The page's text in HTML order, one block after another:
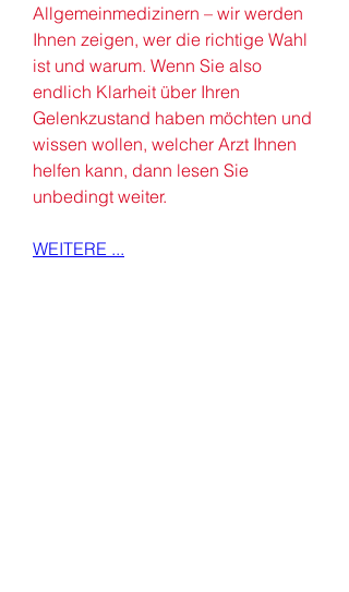
Allgemeinmedizinern – wir werden
Ihnen zeigen, wer die richtige Wahl
ist und warum. Wenn Sie also
endlich Klarheit über Ihren
Gelenkzustand haben möchten und
wissen wollen, welcher Arzt Ihnen
helfen kann, dann lesen Sie
unbedingt weiter.
WEITERE ...